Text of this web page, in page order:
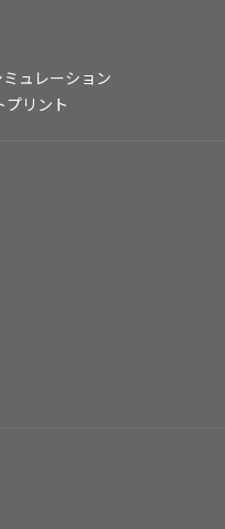
ュレーション
リント